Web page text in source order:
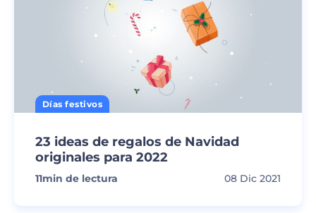
Días festivos
23 ideas de regalos de Navidad
originales para 2022
11min de lectura 08 Dic 2021